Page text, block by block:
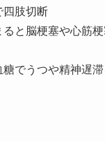
四肢切断
と脳梗塞や心筋
でうつや精神遅